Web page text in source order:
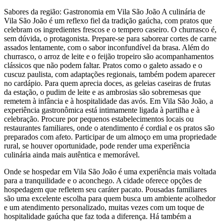
Sabores da região: Gastronomia em Vila São João A culinária de
Vila São João é um reflexo fiel da tradição gaúcha, com pratos que
celebram os ingredientes frescos e o tempero caseiro. O churrasco é,
sem dúvida, o protagonista. Prepare-se para saborear cortes de carne
assados lentamente, com o sabor inconfundível da brasa. Além do
churrasco, o arroz de leite e o feijão tropeiro são acompanhamentos
clássicos que não podem faltar. Pratos como o galeto assado e o
cuscuz paulista, com adaptações regionais, também podem aparecer
no cardápio. Para quem aprecia doces, as geleias caseiras de frutas
da estação, o pudim de leite e as ambrosias são sobremesas que
remetem à infância e à hospitalidade das avós. Em Vila São João, a
experiência gastronômica está intimamente ligada à partilha e à
celebração. Procure por pequenos estabelecimentos locais ou
restaurantes familiares, onde o atendimento é cordial e os pratos são
preparados com afeto. Participar de um almoço em uma propriedade
rural, se houver oportunidade, pode render uma experiência
culinária ainda mais autêntica e memorável.
Onde se hospedar em Vila São João é uma experiência mais voltada
para a tranquilidade e o aconchego. A cidade oferece opções de
hospedagem que refletem seu caráter pacato. Pousadas familiares
são uma excelente escolha para quem busca um ambiente acolhedor
e um atendimento personalizado, muitas vezes com um toque de
hospitalidade gaúcha que faz toda a diferença. Há também a